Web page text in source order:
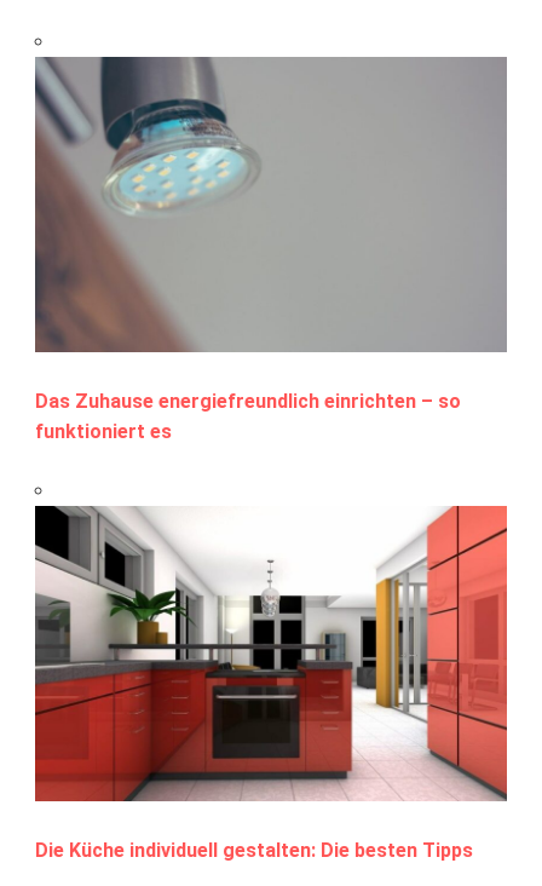
Das Zuhause energiefreundlich einrichten – so
funktioniert es
Die Küche individuell gestalten: Die besten Tipps